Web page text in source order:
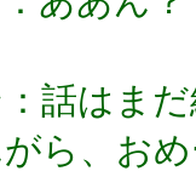
話はま
ら、お